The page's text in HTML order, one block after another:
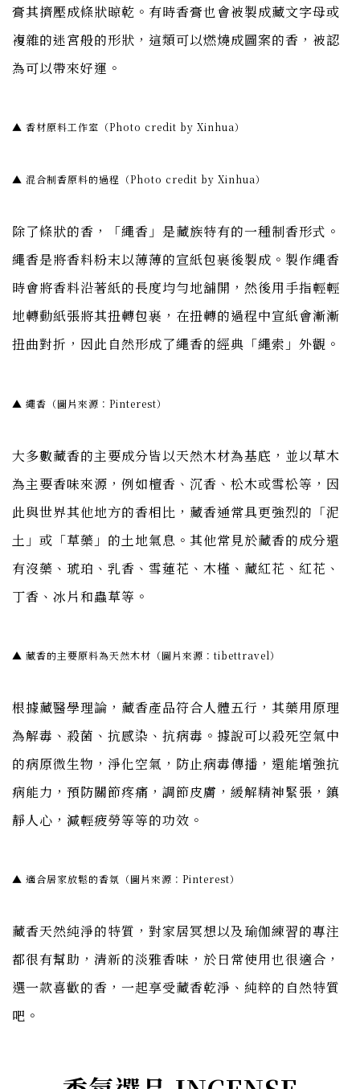
膏其擠壓成條狀晾乾。有時香膏也會被製成藏文字母或
複雜的迷宮般的形狀，這類可以燃燒成圖案的香，被認
為可以帶來好運。
▲ 香材原料工作室（Photo credit by Xinhua）
▲ 混合制香原料的過程（Photo credit by Xinhua）
除了條狀的香，「繩香」是藏族特有的一種制香形式。
繩香是將香料粉末以薄薄的宣紙包裹後製成。製作繩香
時會將香料沿著紙的長度均勻地舖開，然後用手指輕輕
地轉動紙張將其扭轉包裹，在扭轉的過程中宣紙會漸漸
扭曲對折，因此自然形成了繩香的經典「繩索」外觀。
▲ 繩香（圖片來源：Pinterest）
大多數藏香的主要成分皆以天然木材為基底，並以草木
為主要香味來源，例如檀香、沉香、松木或雪松等，因
此與世界其他地方的香相比，藏香通常具更強烈的「泥
土」或「草藥」的土地氣息。其他常見於藏香的成分還
有沒藥、琥珀、乳香、雪蓮花、木槿、藏紅花、紅花、
丁香、冰片和蟲草等。
▲ 藏香的主要原料為天然木材（圖片來源：tibettravel）
根據藏醫學理論，藏香產品符合人體五行，其藥用原理
為解毒、殺菌、抗感染、抗病毒。據說可以殺死空氣中
的病原微生物，淨化空氣，防止病毒傳播，還能增強抗
病能力，預防關節疼痛，調節皮膚，緩解精神緊張，鎮
靜人心，減輕疲勞等等的功效。
▲ 適合居家放鬆的香氛（圖片來源：Pinterest）
藏香天然純淨的特質，對家居冥想以及瑜伽練習的專注
都很有幫助，清新的淡雅香味，於日常使用也很適合，
選一款喜歡的香，一起享受藏香乾淨、純粹的自然特質
吧。